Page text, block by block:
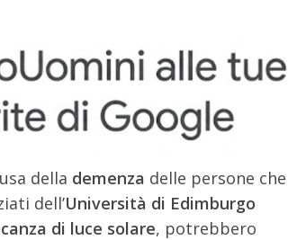
della demenza delle persone che
dell’Università di Edimburgo
di luce solare, potrebbero